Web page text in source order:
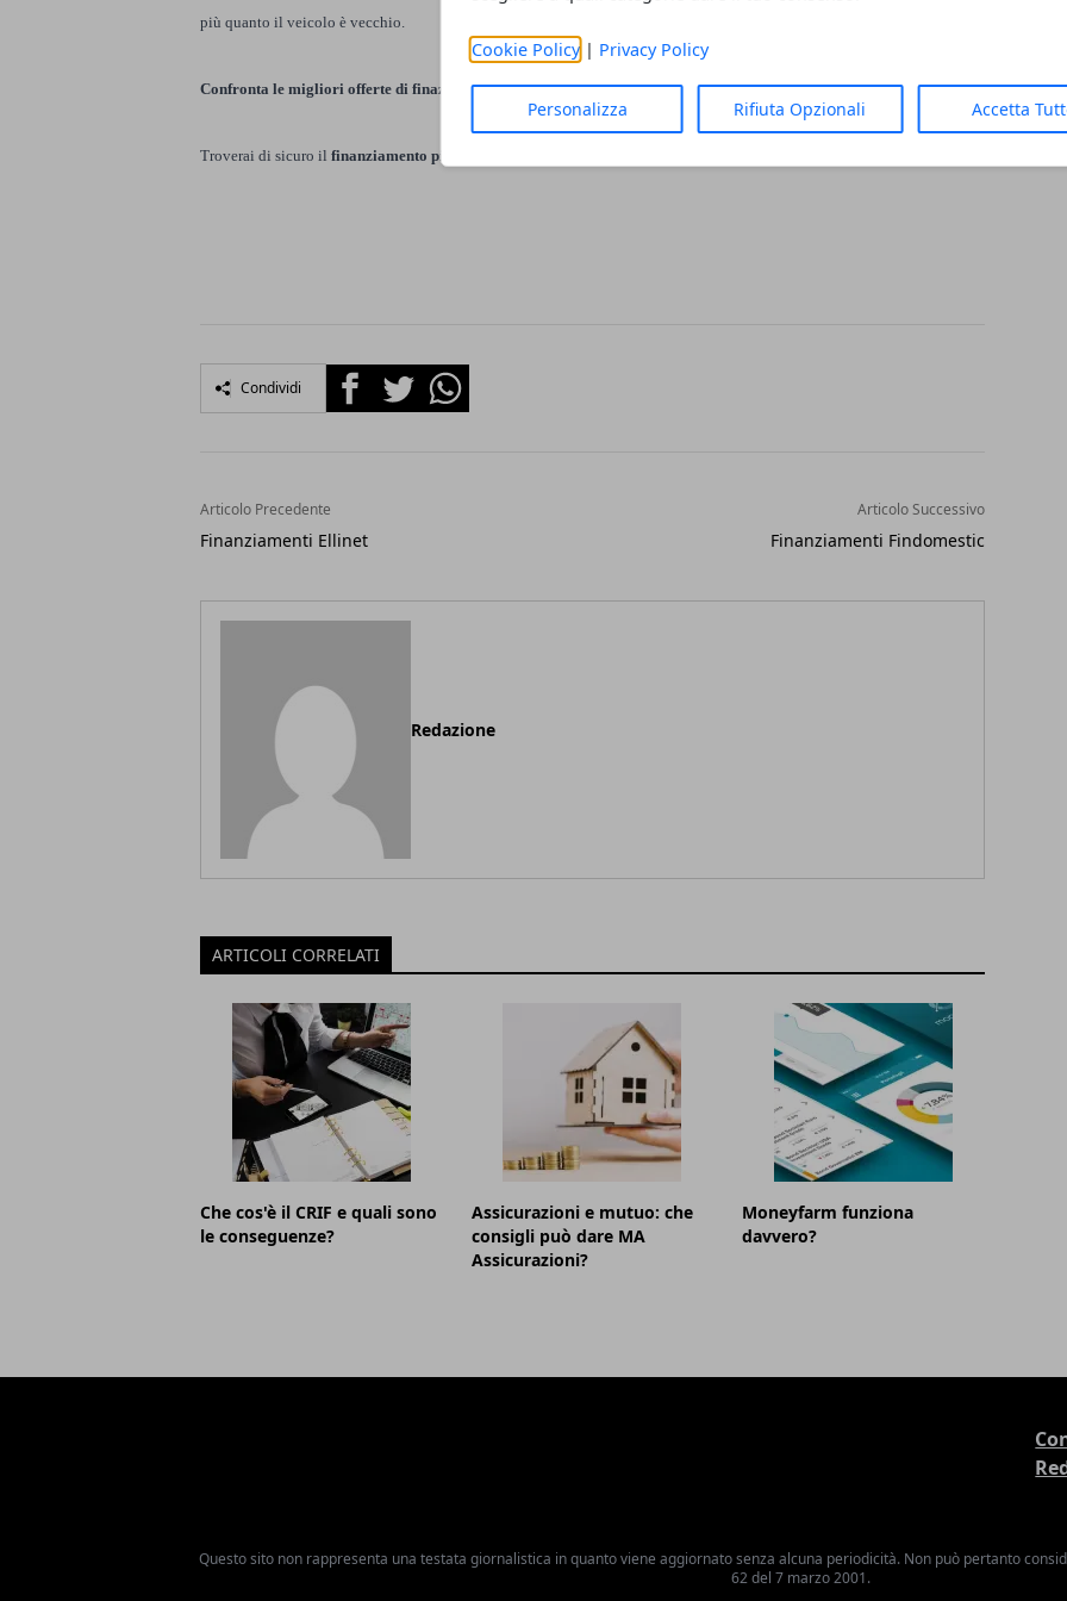
Cookie Policy| Privacy Policy
Personalizza Rifiuta Opzionali Accetta
più quanto il veicolo è vecchio.
Confronta le migliori offerte di finaziamento online per ottenere un finanziamento per l’acquisto della tua nuova auto.
Troverai di sicuro il finanziamento più adatto alle tue esigenze
Condividi FacebookTwitterWhatsapp
Articolo Precedente
Finanziamenti Ellinet
Articolo Successivo
Finanziamenti Findomestic
Redazione
ARTICOLI CORRELATI
Che cos'è il CRIF e quali sono
le conseguenze?
Assicurazioni e mutuo: che
consigli può dare MA
Assicurazioni?
Moneyfarm funziona
davvero?
Questo sito non rappresenta una testata giornalistica in quanto viene aggiornato senza alcuna periodicità. Non può pertanto
62 del 7 marzo 2001.